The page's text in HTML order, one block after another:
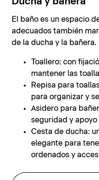
El baño es un espacio
adecuados también
de la ducha y la
Toallero: con
mantener las
Repisa para
para organizar y
Asidero para
seguridad y apoyo
Cesta de ducha:
elegante para
ordenados y